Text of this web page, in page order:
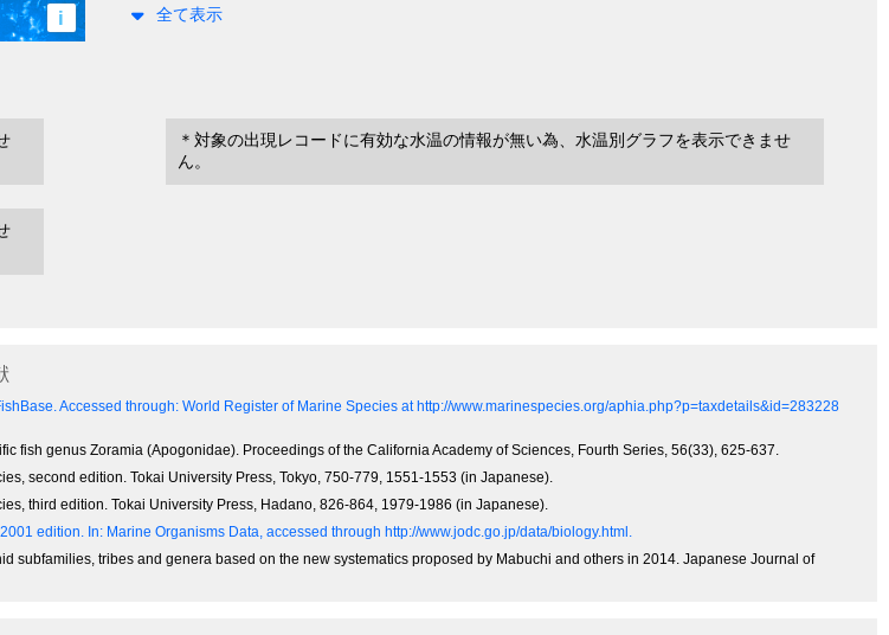
i
全て表示
＊対象の出現レコードに有効な水温の情報が無い為、水温別グラフを表示できませ
ん。
Accessed through: World Register of Marine Species at http://www.marinespecies.org/aphia.php?p=taxdetails&id=283228
fish genus Zoramia (Apogonidae). Proceedings of the California Academy of Sciences, Fourth Series, 56(33), 625-637.
second edition. Tokai University Press, Tokyo, 750-779, 1551-1553 (in Japanese).
third edition. Tokai University Press, Hadano, 826-864, 1979-1986 (in Japanese).
edition. In: Marine Organisms Data, accessed through http://www.jodc.go.jp/data/biology.html.
subfamilies, tribes and genera based on the new systematics proposed by Mabuchi and others in 2014. Japanese Journal of